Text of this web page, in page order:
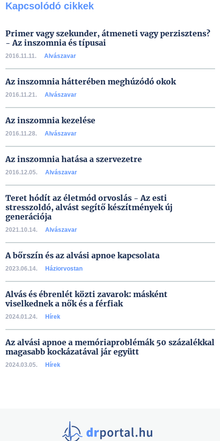
Kapcsolódó cikkek
Primer vagy szekunder, átmeneti vagy perzisztens?
- Az inszomnia és típusai
2016.11.11. Alvászavar
Az inszomnia hátterében meghúzódó okok
2016.11.21. Alvászavar
Az inszomnia kezelése
2016.11.28. Alvászavar
Az inszomnia hatása a szervezetre
2016.12.05. Alvászavar
Teret hódít az életmód orvoslás - Az esti
stresszoldó, alvást segítő készítmények új
generációja
2021.10.14. Alvászavar
A bőrszín és az alvási apnoe kapcsolata
2023.06.14. Háziorvostan
Alvás és ébrenlét közti zavarok: másként
viselkednek a nők és a férfiak
2024.01.24. Hírek
Az alvási apnoe a memóriaproblémák 50 százalékkal
magasabb kockázatával jár együtt
2024.03.05. Hírek